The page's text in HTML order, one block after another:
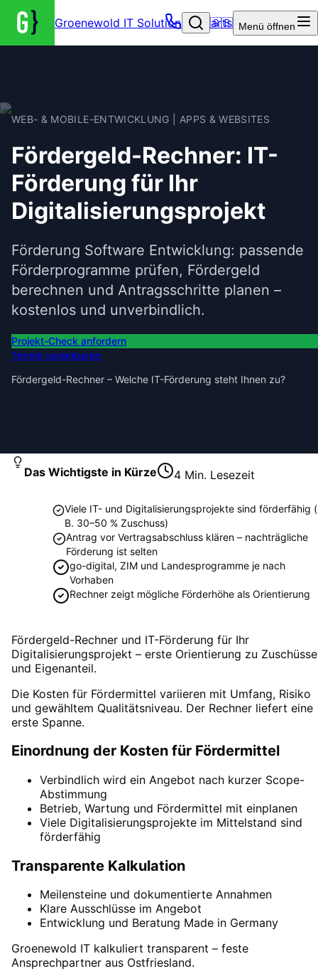
Groenewold IT Solutions – Startseite
🇬🇧 Menü öffnen
WEB- & MOBILE-ENTWICKLUNG | APPS & WEBSITES
Fördergeld-Rechner: IT-
Förderung für Ihr
Digitalisierungsprojekt
Förderung Software Entwicklung: passende
Förderprogramme prüfen, Fördergeld
berechnen und Antragsschritte planen –
kostenlos und unverbindlich.
Projekt-Check anfordern
Termin vereinbaren
Fördergeld-Rechner – Welche IT-Förderung steht Ihnen zu?
Das Wichtigste in Kürze 4Min. Lesezeit
Viele IT- und Digitalisierungsprojekte sind förderfähig
B. 30–50 % Zuschuss)
Antrag vor Vertragsabschluss klären – nachträgliche
Förderung ist selten
go-digital, ZIM und Landesprogramme je nach
Vorhaben
Rechner zeigt mögliche Förderhöhe als Orientierung
Fördergeld-Rechner und IT-Förderung für Ihr
Digitalisierungsprojekt – erste Orientierung zu
und Eigenanteil.
Die Kosten für Fördermittel variieren mit Umfang, Risiko
und gewähltem Qualitätsniveau. Der Rechner liefert eine
erste Spanne.
Einordnung der Kosten für Fördermittel
Verbindlich wird ein Angebot nach kurzer Scope-
Abstimmung
Betrieb, Wartung und Fördermittel mit einplanen
Viele Digitalisierungsprojekte im Mittelstand sind
förderfähig
Transparente Kalkulation
Meilensteine und dokumentierte Annahmen
Klare Ausschlüsse im Angebot
Entwicklung und Beratung Made in Germany
Groenewold IT kalkuliert transparent – feste
Ansprechpartner aus Ostfriesland.